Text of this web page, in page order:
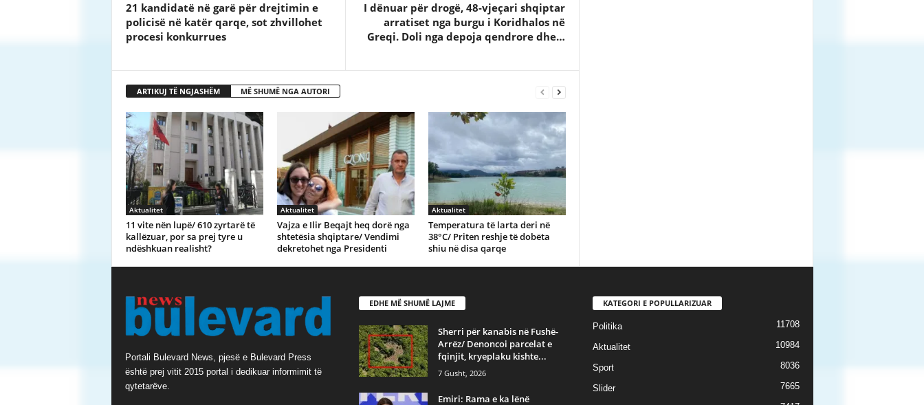
21 kandidatë në garë për drejtimin e
policisë në katër qarqe, sot zhvillohet
procesi konkurrues
I dënuar për drogë, 48-vjeçari shqiptar
arratiset nga burgu i Koridhalos në
Greqi. Doli nga depoja qendrore dhe…
ARTIKUJ TË NGJASHËM MË SHUMË NGA AUTORI
Aktualitet
11 vite nën lupë/ 610 zyrtarë të
kallëzuar, por sa prej tyre u
ndëshkuan realisht?
Aktualitet
Vajza e Ilir Beqajt heq dorë nga
shtetësia shqiptare/ Vendimi
dekretohet nga Presidenti
Aktualitet
Temperatura të larta deri në
38°C/ Priten reshje të dobëta
shiu në disa qarqe
Portali Bulevard News, pjesë e Bulevard Press
është prej vitit 2015 portal i dedikuar informimit të
qytetarëve.
EDHE MË SHUMË LAJME
Sherri për kanabis në Fushë-
Arrëz/ Denoncoi parcelat e
fqinjit, kryeplaku kishte...
7 Gusht, 2026
Emiri: Rama e ka lënë
KATEGORI E POPULLARIZUAR
Politika 11708
Aktualitet 10984
Sport 8036
Slider 7665